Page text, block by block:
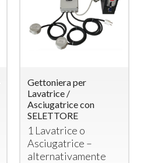
Gettoniera per
Lavatrice /
Asciugatrice con
SELETTORE
1 Lavatrice o
Asciugatrice –
alternativamente